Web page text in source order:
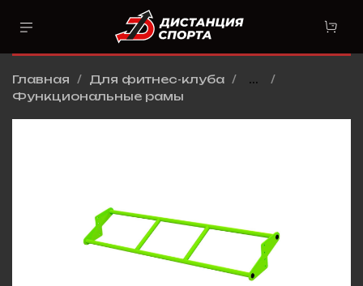
Главная Для фитнес-клуба
...
Функциональные рамы